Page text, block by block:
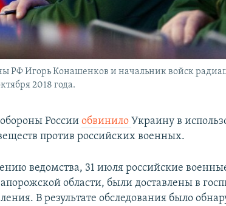
РФ Игорь Конашенков и начальник войск
2018 года.
РоссииобвинилоУкраину в
против российских военных.
ведомства, 31 июля российские
области, были доставлены в
В результате обследования было